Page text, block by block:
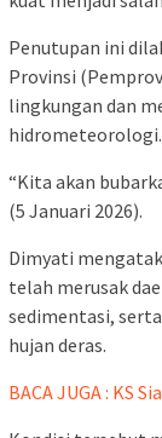
Penutupan ini
Provinsi
lingkungan dan
hidrometeorologi.
“Kita akan
(5 Januari 2026).
Dimyati
telah merusak
sedimentasi,
hujan deras.
BACA JUGA : KS